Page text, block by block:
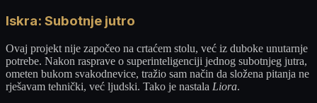
Iskra: Subotnje jutro
Ovaj projekt nije započeo na crtaćem stolu, već iz duboke unutarnje
potrebe. Nakon rasprave o superinteligenciji jednog subotnjeg jutra,
ometen bukom svakodnevice, tražio sam način da složena pitanja ne
rješavam tehnički, već ljudski. Tako je nastala Liora.